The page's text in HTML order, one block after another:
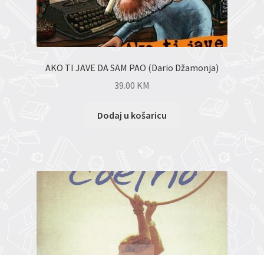
AKO TI JAVE DA SAM PAO (Dario Džamonja)
39.00 KM
Dodaj u košaricu